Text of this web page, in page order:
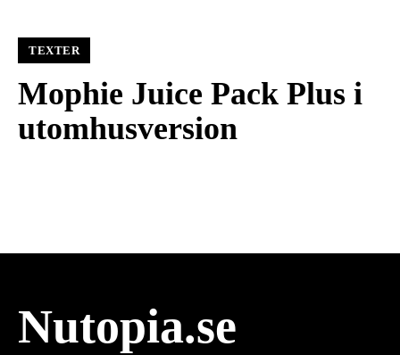
TEXTER
Mophie Juice Pack Plus i
utomhusversion
Nutopia.se